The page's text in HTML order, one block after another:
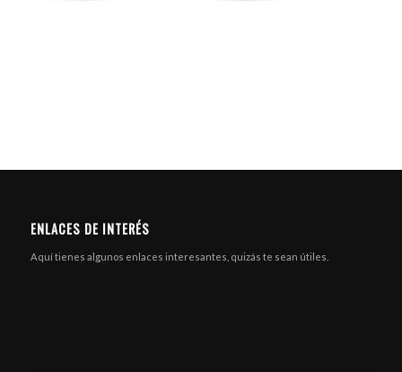
ENLACES DE INTERÉS
Aquí tienes algunos enlaces interesantes, quizás te sean útiles.